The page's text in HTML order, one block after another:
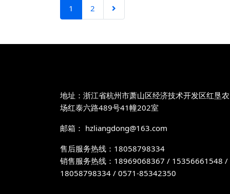
1 2
地址：浙江省杭州市萧山区经济技术开发区红垦农
场红泰六路489号41幢202室
邮箱： hzliangdong@163.com
售后服务热线：18058798334
销售服务热线：18969068367 / 15356661548 /
18058798334 / 0571-85342350